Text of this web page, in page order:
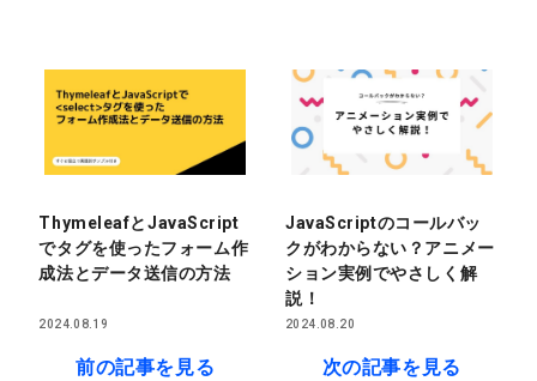
ThymeleafとJavaScript
でタグを使ったフォーム作
成法とデータ送信の方法
2024.08.19
前の記事を見る
JavaScriptのコールバッ
クがわからない？アニメー
ション実例でやさしく解
説！
2024.08.20
次の記事を見る